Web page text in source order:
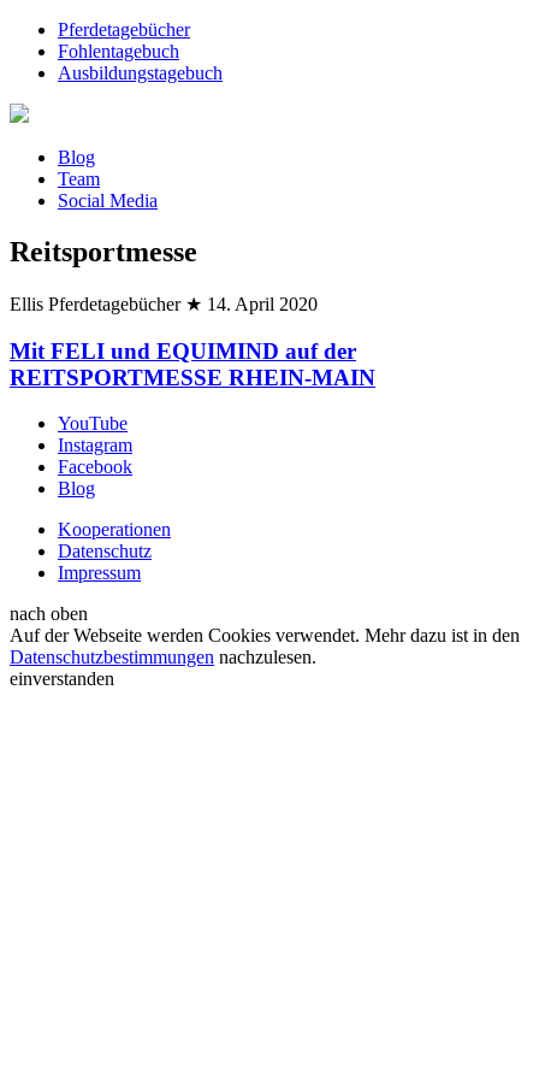
Pferdetagebücher
Fohlentagebuch
Ausbildungstagebuch
Blog
Team
Social Media
Reitsportmesse
Ellis Pferdetagebücher ★ 14. April 2020
Mit FELI und EQUIMIND auf der
REITSPORTMESSE RHEIN-MAIN
YouTube
Instagram
Facebook
Blog
Kooperationen
Datenschutz
Impressum
nach oben
Auf der Webseite werden Cookies verwendet. Mehr dazu ist in den
Datenschutzbestimmungen nachzulesen.
einverstanden